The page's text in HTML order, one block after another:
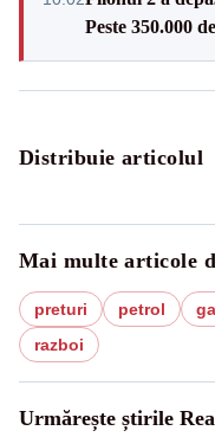
Peste 350.000
Distribuie articolul
Mai multe articole
preturi petrol
razboi
Urmărește știrile